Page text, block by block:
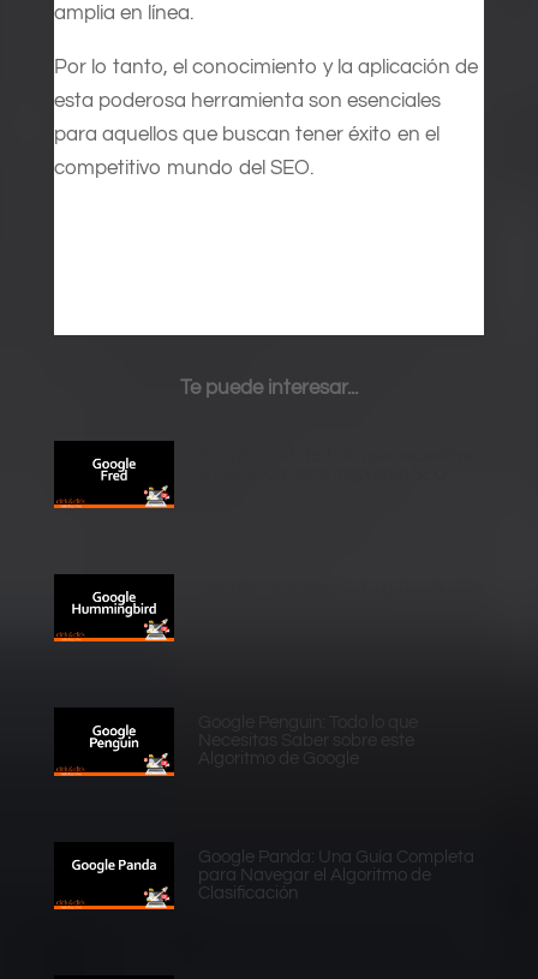
amplia en línea.
Por lo tanto, el conocimiento y la aplicación de
esta poderosa herramienta son esenciales
para aquellos que buscan tener éxito en el
competitivo mundo del SEO.
Te puede interesar...
Algoritmo de Google
Google Panda: Una Guía Completa
para Navegar el Algoritmo de
Clasificación